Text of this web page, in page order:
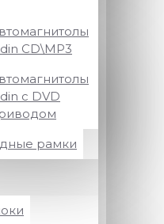
CD\MP3
с DVD
рамки